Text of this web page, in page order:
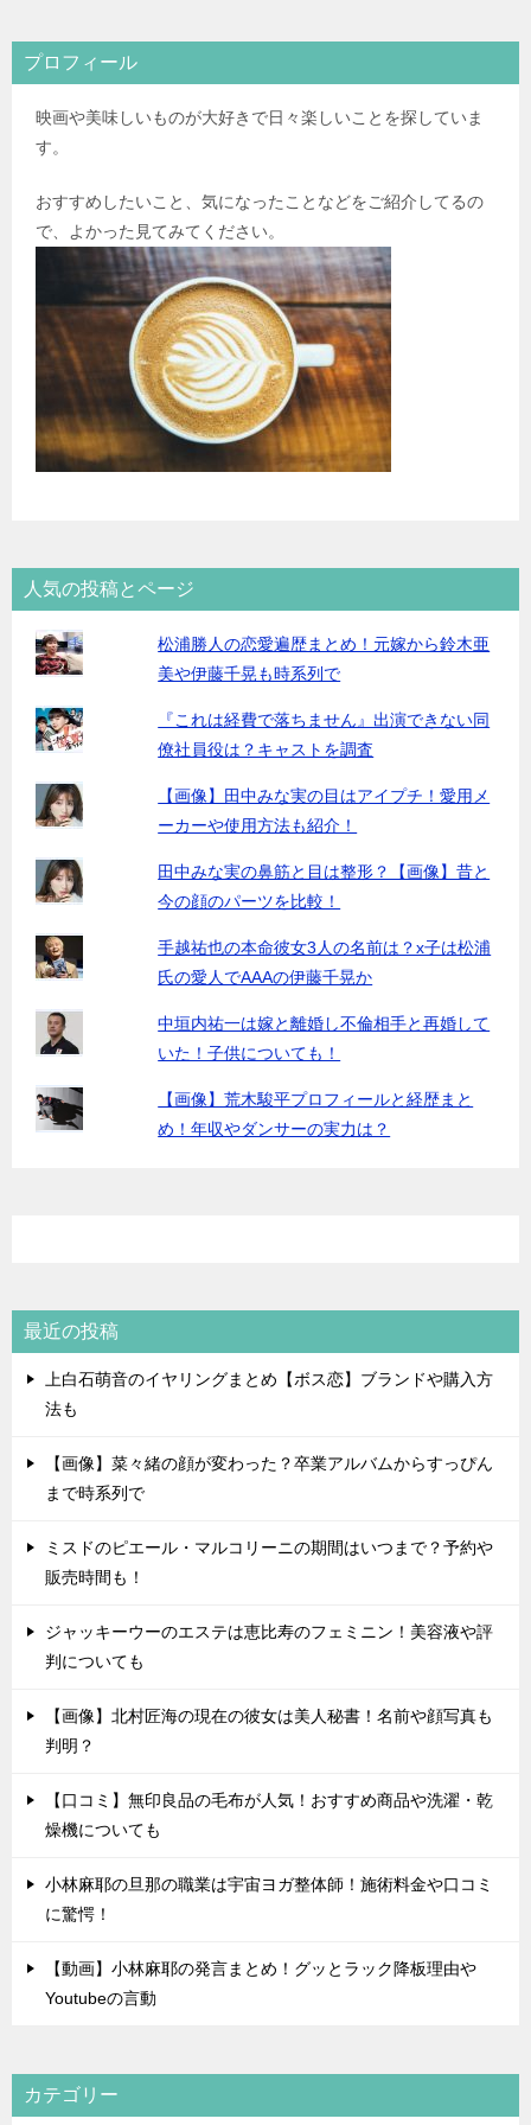
プロフィール
映画や美味しいものが大好きで日々楽しいことを探していま
す。
おすすめしたいこと、気になったことなどをご紹介してるの
で、よかった見てみてください。
人気の投稿とページ
松浦勝人の恋愛遍歴まとめ！元嫁から鈴木亜
美や伊藤千晃も時系列で
『これは経費で落ちません』出演できない同
僚社員役は？キャストを調査
【画像】田中みな実の目はアイプチ！愛用メ
ーカーや使用方法も紹介！
田中みな実の鼻筋と目は整形？【画像】昔と
今の顔のパーツを比較！
手越祐也の本命彼女3人の名前は？x子は松浦
氏の愛人でAAAの伊藤千晃か
中垣内祐一は嫁と離婚し不倫相手と再婚して
いた！子供についても！
【画像】荒木駿平プロフィールと経歴まと
め！年収やダンサーの実力は？
最近の投稿
上白石萌音のイヤリングまとめ【ボス恋】ブランドや購入方
法も
【画像】菜々緒の顔が変わった？卒業アルバムからすっぴん
まで時系列で
ミスドのピエール・マルコリーニの期間はいつまで？予約や
販売時間も！
ジャッキーウーのエステは恵比寿のフェミニン！美容液や評
判についても
【画像】北村匠海の現在の彼女は美人秘書！名前や顔写真も
判明？
【口コミ】無印良品の毛布が人気！おすすめ商品や洗濯・乾
燥機についても
小林麻耶の旦那の職業は宇宙ヨガ整体師！施術料金や口コミ
に驚愕！
【動画】小林麻耶の発言まとめ！グッとラック降板理由や
Youtubeの言動
カテゴリー